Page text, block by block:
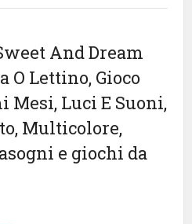
And Dream
O Lettino, Gioco
Luci E Suoni,
Multicolore,
e giochi da